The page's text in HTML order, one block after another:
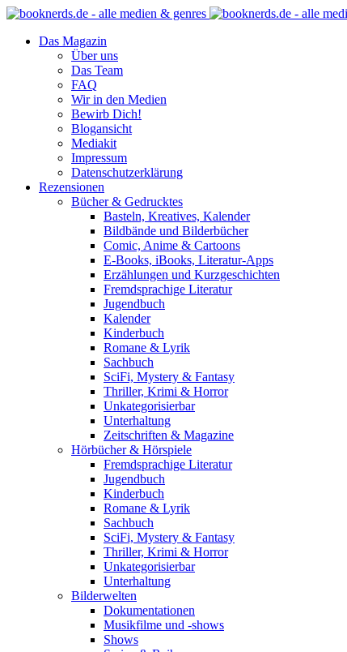
Das Magazin
Über uns
Das Team
FAQ
Wir in den Medien
Bewirb Dich!
Blogansicht
Mediakit
Impressum
Datenschutzerklärung
Rezensionen
Bücher & Gedrucktes
Basteln, Kreatives, Kalender
Bildbände und Bilderbücher
Comic, Anime & Cartoons
E-Books, iBooks, Literatur-Apps
Erzählungen und Kurzgeschichten
Fremdsprachige Literatur
Jugendbuch
Kalender
Kinderbuch
Romane & Lyrik
Sachbuch
SciFi, Mystery & Fantasy
Thriller, Krimi & Horror
Unkategorisierbar
Unterhaltung
Zeitschriften & Magazine
Hörbücher & Hörspiele
Fremdsprachige Literatur
Jugendbuch
Kinderbuch
Romane & Lyrik
Sachbuch
SciFi, Mystery & Fantasy
Thriller, Krimi & Horror
Unkategorisierbar
Unterhaltung
Bilderwelten
Dokumentationen
Musikfilme und -shows
Shows